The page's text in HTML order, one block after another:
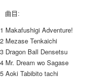
※ 交易是否成功請以「AFTEE先享
是否繳費成功／繳費後需取消欲退
客戶支援中心」
【注意事項】
１．透過由恩沛科技股份有限公司提
易，需依本服務之必要範圍內提供個
付款後7-11取貨
每筆NT$60，滿NT$1,599(含以
新竹貨運
每筆NT$90
曲目:
1 Makafushigi Adventure!
2 Mezase Tenkaichi
3 Dragon Ball Densetsu
4 Mr. Dream wo Sagase
5 Aoki Tabibito tachi